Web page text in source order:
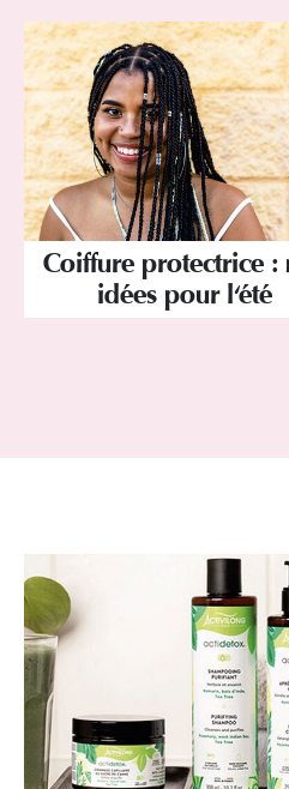
Coiffure protectrice :
idées pour l'été